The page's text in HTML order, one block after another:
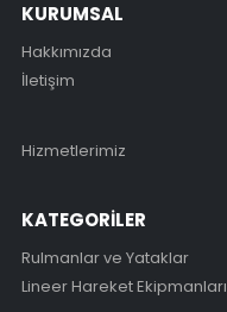
KURUMSAL
Hakkımızda
İletişim
Hizmetlerimiz
KATEGORİLER
Rulmanlar ve Yataklar
Lineer Hareket Ekipmanları